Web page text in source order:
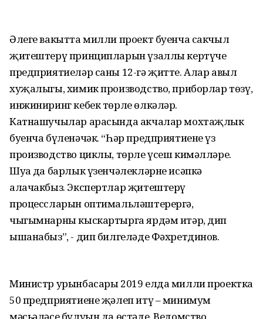
Әлеге вакытта милли проект буенча сакчыл
җитештерү принципларын үзаллы кертүче
предприятиеләр саны 12-гә җитте. Алар авыл
хуҗалыгы, химик производство, приборлар төзү,
инжиниринг кебек төрле өлкәләр.
Катнашучылар арасында акчалар мохтаҗлык
буенча бүленәчәк. “Һәр предприятиенең үз
производство циклы, төрле үсеш кимәлләре.
Шуңа да барлык үзенчәлекләрне исәпкә
алачакбыз. Экспертлар җитештерү
процессларын оптимальләштерергә,
чыгымнарны кыскартырга ярдәм итәр, дип
ышанабыз”, - дип билгеләде Фәхретдинов.
Министр урынбасары 2019 елда милли проектка
50 предприятиене җәлеп итү – минимум